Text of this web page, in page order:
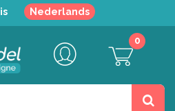
Nederlands
0